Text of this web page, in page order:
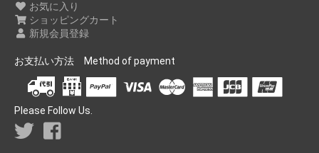
お気に入り
ショッピングカート
新規会員登録
お支払い方法 Method of payment
Please Follow Us.